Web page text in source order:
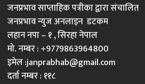
जनप्रभाव साप्ताहिक पत्रीका द्वारा संचालित
जनप्रभाव न्युज अनलाइन डटकम
लहान नपा – १ , सिरहा नेपाल
मो. नम्बर : +9779863964800
इमेल :janprabhab@gmail.com
दर्ता नम्बर : ११८